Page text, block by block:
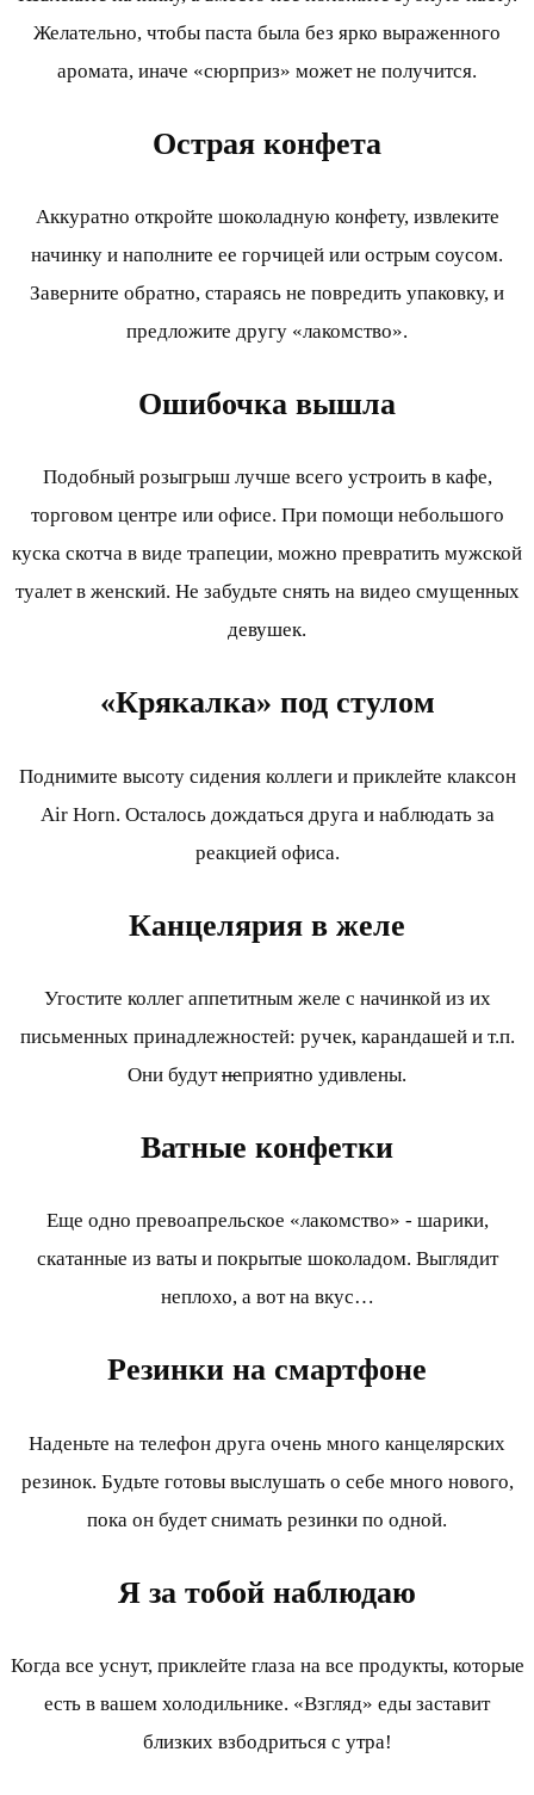
Желательно, чтобы паста была без ярко выраженного
аромата, иначе «сюрприз» может не получится.
Острая конфета
Аккуратно откройте шоколадную конфету, извлеките
начинку и наполните ее горчицей или острым соусом.
Заверните обратно, стараясь не повредить упаковку, и
предложите другу «лакомство».
Ошибочка вышла
Подобный розыгрыш лучше всего устроить в кафе,
торговом центре или офисе. При помощи небольшого
куска скотча в виде трапеции, можно превратить мужской
туалет в женский. Не забудьте снять на видео смущенных
девушек.
«Крякалка» под стулом
Поднимите высоту сидения коллеги и приклейте клаксон
Air Horn. Осталось дождаться друга и наблюдать за
реакцией офиса.
Канцелярия в желе
Угостите коллег аппетитным желе с начинкой из их
письменных принадлежностей: ручек, карандашей и т.п.
Они будутнеприятно удивлены.
Ватные конфетки
Еще одно превоапрельское «лакомство» - шарики,
скатанные из ваты и покрытые шоколадом. Выглядит
неплохо, а вот на вкус…
Резинки на смартфоне
Наденьте на телефон друга очень много канцелярских
резинок. Будьте готовы выслушать о себе много нового,
пока он будет снимать резинки по одной.
Я за тобой наблюдаю
Когда все уснут, приклейте глаза на все продукты, которые
есть в вашем холодильнике. «Взгляд» еды заставит
близких взбодриться с утра!